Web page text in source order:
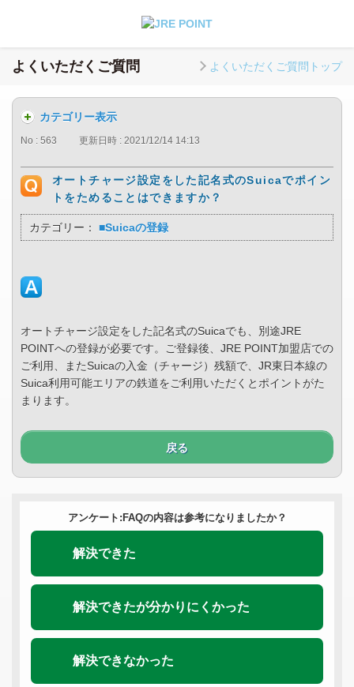
よくいただくご質問 よくいただくご質問トップ
カテゴリー表示
No : 563 更新日時 : 2021/12/14 14:13
オートチャージ設定をした記名式のSuicaでポイン
トをためることはできますか？
カテゴリー： ■Suicaの登録
オートチャージ設定をした記名式のSuicaでも、別途JRE
POINTへの登録が必要です。ご登録後、JRE POINT加盟店での
ご利用、またSuicaの入金（チャージ）残額で、JR東日本線の
Suica利用可能エリアの鉄道をご利用いただくとポイントがた
まります。
戻る
アンケート:FAQの内容は参考になりましたか？
解決できた
解決できたが分かりにくかった
解決できなかった